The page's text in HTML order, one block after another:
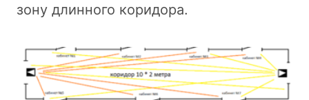
зону длинного коридора.